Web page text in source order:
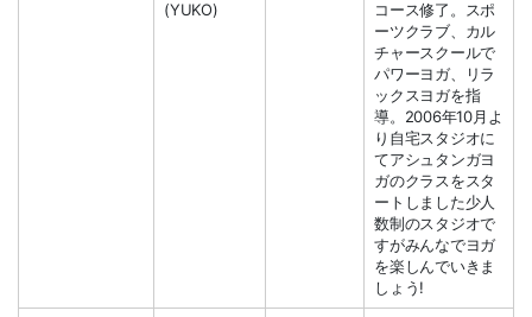
(YUKO)
コース修了。スポ
ーツクラブ、カル
チャースクールで
パワーヨガ、リラ
ックスヨガを指
導。2006年10月よ
り自宅スタジオに
てアシュタンガヨ
ガのクラスをスタ
ートしました少人
数制のスタジオで
すがみんなでヨガ
を楽しんでいきま
しょう!